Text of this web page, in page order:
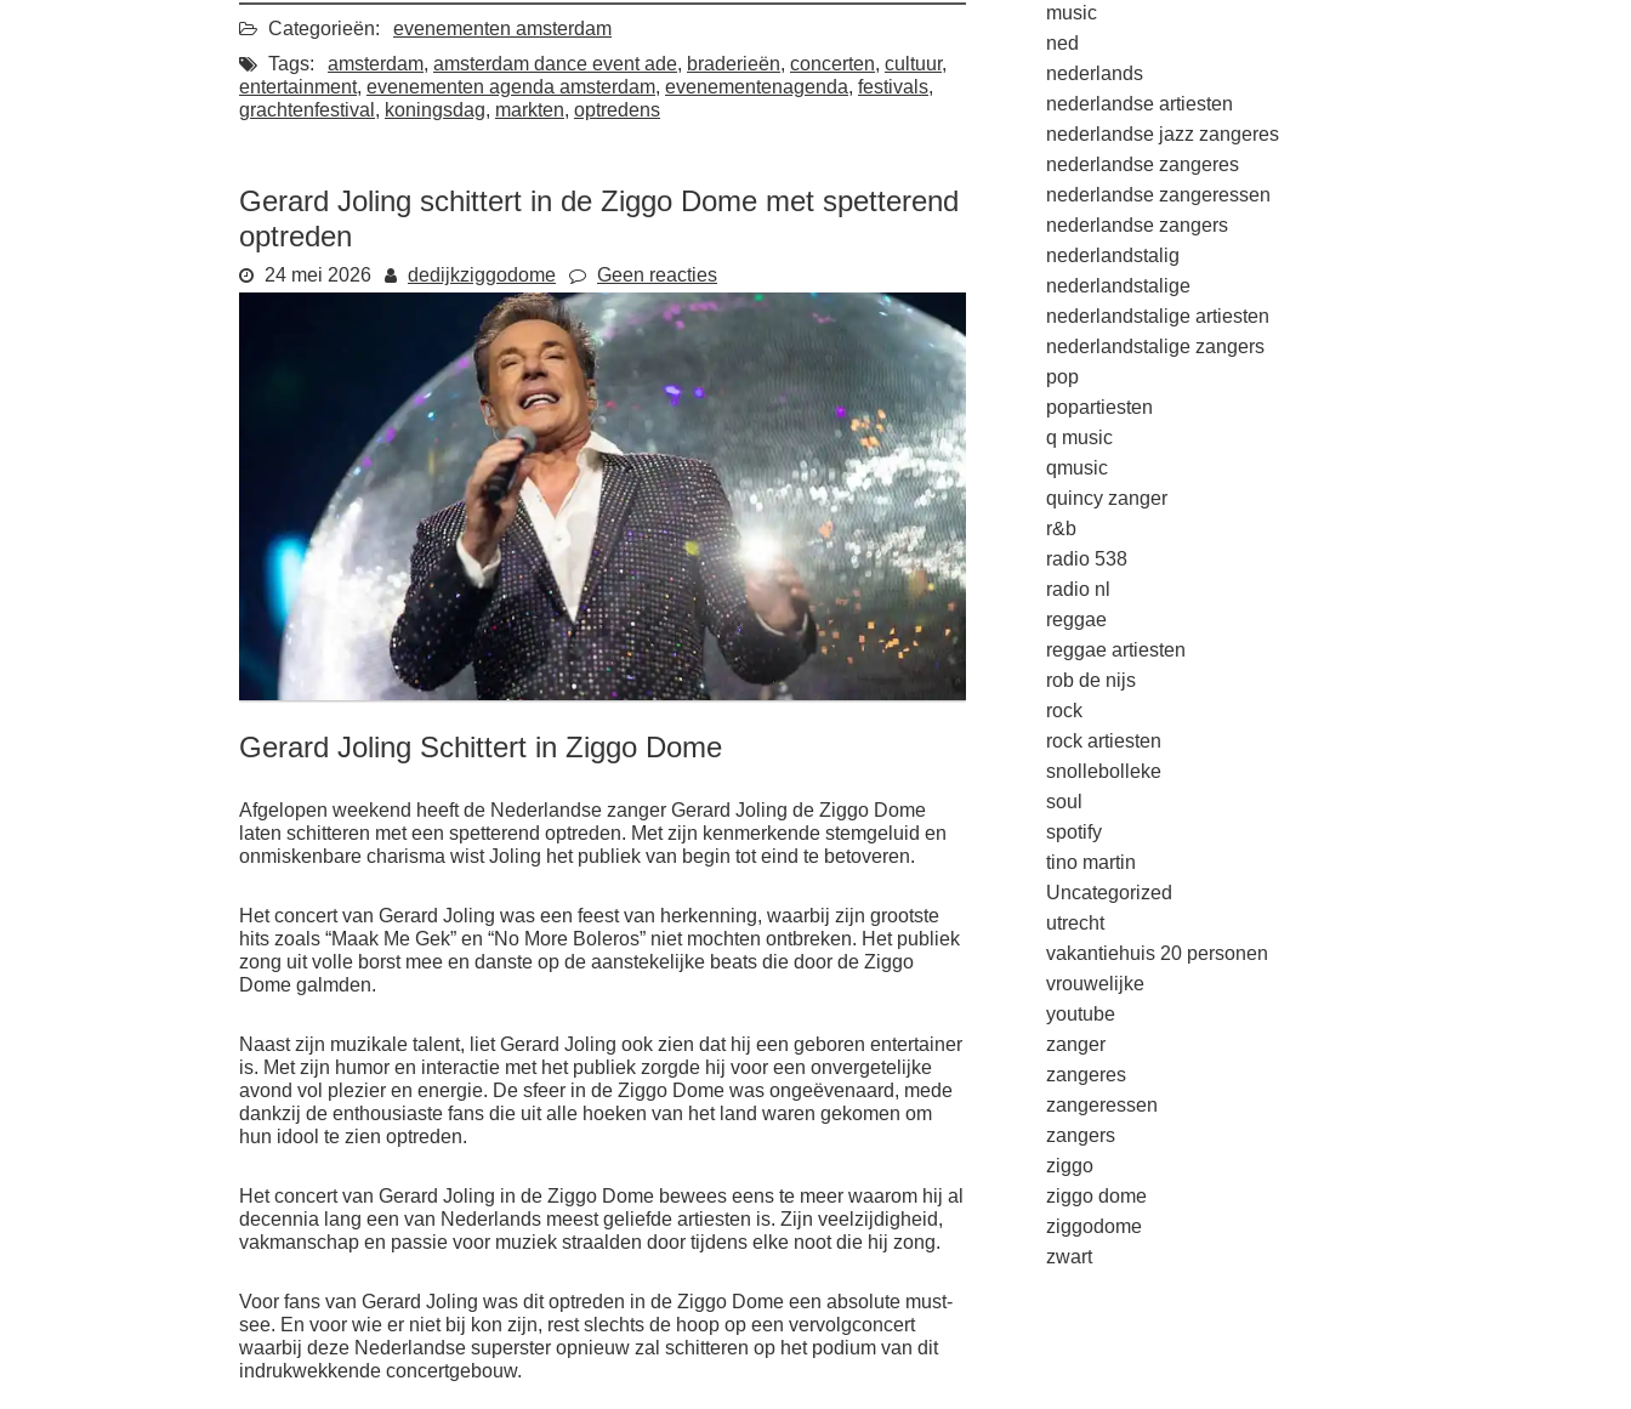
Categorieën:
evenementen amsterdam
Tags:
amsterdam, amsterdam dance event ade, braderieën, concerten, cultuur,
entertainment, evenementen agenda amsterdam, evenementenagenda, festivals,
grachtenfestival, koningsdag, markten, optredens
Gerard Joling schittert in de Ziggo Dome met spetterend
optreden
24 mei 2026 dedijkziggodome Geen reacties
Gerard Joling Schittert in Ziggo Dome
Afgelopen weekend heeft de Nederlandse zanger Gerard Joling de Ziggo Dome
laten schitteren met een spetterend optreden. Met zijn kenmerkende stemgeluid en
onmiskenbare charisma wist Joling het publiek van begin tot eind te betoveren.
Het concert van Gerard Joling was een feest van herkenning, waarbij zijn grootste
hits zoals “Maak Me Gek” en “No More Boleros” niet mochten ontbreken. Het publiek
zong uit volle borst mee en danste op de aanstekelijke beats die door de Ziggo
Dome galmden.
Naast zijn muzikale talent, liet Gerard Joling ook zien dat hij een geboren entertainer
is. Met zijn humor en interactie met het publiek zorgde hij voor een onvergetelijke
avond vol plezier en energie. De sfeer in de Ziggo Dome was ongeëvenaard, mede
dankzij de enthousiaste fans die uit alle hoeken van het land waren gekomen om
hun idool te zien optreden.
Het concert van Gerard Joling in de Ziggo Dome bewees eens te meer waarom hij al
decennia lang een van Nederlands meest geliefde artiesten is. Zijn veelzijdigheid,
vakmanschap en passie voor muziek straalden door tijdens elke noot die hij zong.
Voor fans van Gerard Joling was dit optreden in de Ziggo Dome een absolute must-
see. En voor wie er niet bij kon zijn, rest slechts de hoop op een vervolgconcert
waarbij deze Nederlandse superster opnieuw zal schitteren op het podium van dit
indrukwekkende concertgebouw.
music
ned
nederlands
nederlandse artiesten
nederlandse jazz zangeres
nederlandse zangeres
nederlandse zangeressen
nederlandse zangers
nederlandstalig
nederlandstalige
nederlandstalige artiesten
nederlandstalige zangers
pop
popartiesten
q music
qmusic
quincy zanger
r&b
radio 538
radio nl
reggae
reggae artiesten
rob de nijs
rock
rock artiesten
snollebolleke
soul
spotify
tino martin
Uncategorized
utrecht
vakantiehuis 20 personen
vrouwelijke
youtube
zanger
zangeres
zangeressen
zangers
ziggo
ziggo dome
ziggodome
zwart